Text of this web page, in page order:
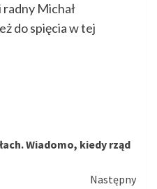
radny Michał
do spięcia w tej
Wiadomo, kiedy rząd
Następny